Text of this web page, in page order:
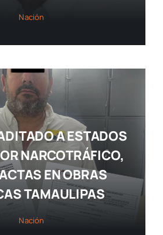
Nación
A ESTADOS
NARCOTRÁFICO,
EN OBRAS
TAMAULIPAS
Nación